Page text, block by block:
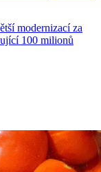
modernizací za
100 milionů